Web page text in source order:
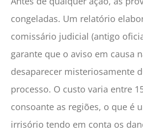
congeladas. Um relatório
comissário judicial (antigo
garante que o aviso em causa
desaparecer misteriosamente
processo. O custo varia entre
consoante as regiões, o que é
irrisório tendo em conta os